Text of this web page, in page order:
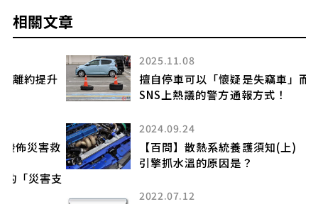
相關文章
2025.11.08
擅自停車可以「懷疑是失竊車」而報警嗎？
SNS上熱議的警方通報方式！
2024.09.24
【百問】散熱系統養護須知(上)
引擎抓水溫的原因是？
2022.07.12